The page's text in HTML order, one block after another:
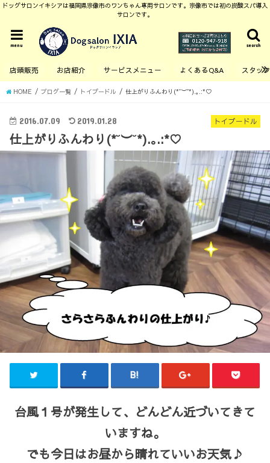
ドッグサロンイキシアは福岡県宗像市のワンちゃん専用サロンです。宗像市では初の炭酸スパ導入
サロンです。
search
menu
店頭販売 お店紹介 サービスメニュー よくあるQ&A スタッ
HOME ブログ一覧 トイプードル 仕上がりふんわり(*˘︶˘*).｡.:*♡
トイプードル
2016.07.09 2019.01.28
仕上がりふんわり(*˘︶˘*).｡.:*♡
台風１号が発生して、どんどん近づいてきて
いますね。
でも今日はお昼から晴れていいお天気♪